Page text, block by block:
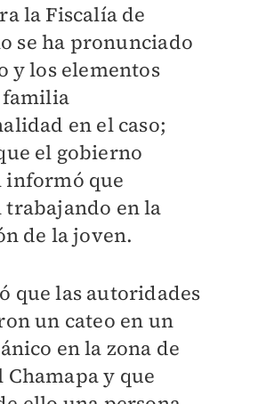
la Fiscalía de
se ha pronunciado
y los elementos
familia
en el caso;
el gobierno
que
en la
de la joven.
que las autoridades
un cateo en un
en la zona de
Chamapa y que